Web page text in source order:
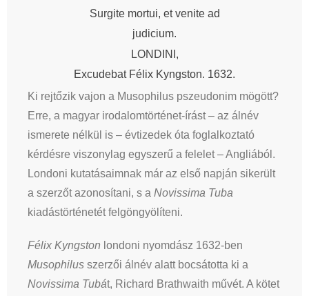
Surgite mortui, et venite ad
judicium.
LONDINI,
Excudebat Félix Kyngston. 1632.
Ki rejtőzik vajon a Musophilus pszeudonim mögött?
Erre, a magyar irodalomtörténet-írást – az álnév
ismerete nélkül is – évtizedek óta foglalkoztató
kérdésre viszonylag egyszerű a felelet – Angliából.
Londoni kutatásaimnak már az első napján sikerült
a szerzőt azonosítani, s a Novissima Tuba
kiadástörténetét felgöngyölíteni.
Félix Kyngston londoni nyomdász 1632-ben
Musophilus szerzői álnév alatt bocsátotta ki a
Novissima Tubát, Richard Brathwaith művét. A kötet